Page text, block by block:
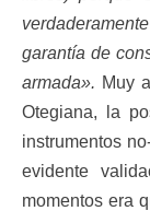
garantía de
armada». Muy
Otegiana, la
instrumentos
evidente
momentos era